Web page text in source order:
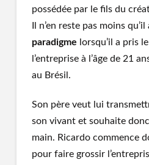
possédée par le fils du
Il n’en reste pas moins
paradigme lorsqu’il a pris
l’entreprise à l’âge de 21
au Brésil.
Son père veut lui
son vivant et souhaite
main. Ricardo commence
pour faire grossir